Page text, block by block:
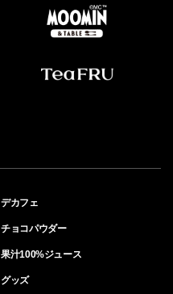
デカフェ
チョコパウダー
果汁100%ジュース
グッズ